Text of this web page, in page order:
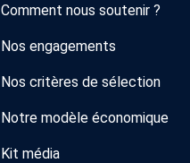
Comment nous soutenir ?
Nos engagements
Nos critères de sélection
Notre modèle économique
Kit média